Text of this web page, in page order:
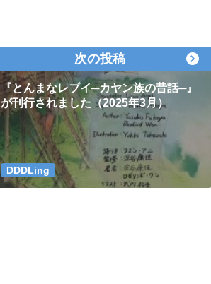
次の投稿
『とんまなレブイ─カヤン族の昔話─』
が刊行されました（2025年3月）
DDDLing